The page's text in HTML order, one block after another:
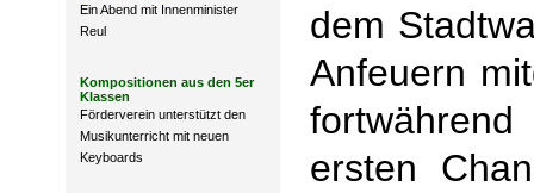
Ein Abend mit Innenminister
Reul
Kompositionen aus den 5er
Klassen
Förderverein unterstützt den
Musikunterricht mit neuen
Keyboards
dem
Anfeuern
ersten